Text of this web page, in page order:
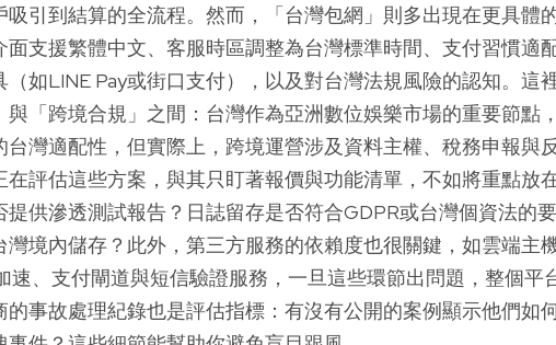
吸引到結算的全流程。然而，「台灣包網」則多出現在更具體
面支援繁體中文、客服時區調整為台灣標準時間、支付習慣適
（如LINE Pay或街口支付），以及對台灣法規風險的認知。這
與「跨境合規」之間：台灣作為亞洲數位娛樂市場的重要節點
台灣適配性，但實際上，跨境運營涉及資料主權、稅務申報與
在評估這些方案，與其只盯著報價與功能清單，不如將重點放
提供滲透測試報告？日誌留存是否符合GDPR或台灣個資法的
灣境內儲存？此外，第三方服務的依賴度也很關鍵，如雲端主
速、支付閘道與短信驗證服務，一旦這些環節出問題，整個平
的事故處理紀錄也是評估指標：有沒有公開的案例顯示他們如